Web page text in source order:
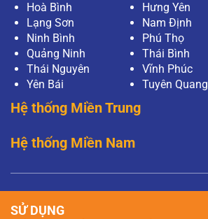
Hoà Bình
Hưng Yên
Lạng Sơn
Nam Định
Ninh Bình
Phú Thọ
Quảng Ninh
Thái Bình
Thái Nguyên
Vĩnh Phúc
Yên Bái
Tuyên Quang
Hệ thống Miền Trung
Hệ thống Miền Nam
SỬ DỤNG